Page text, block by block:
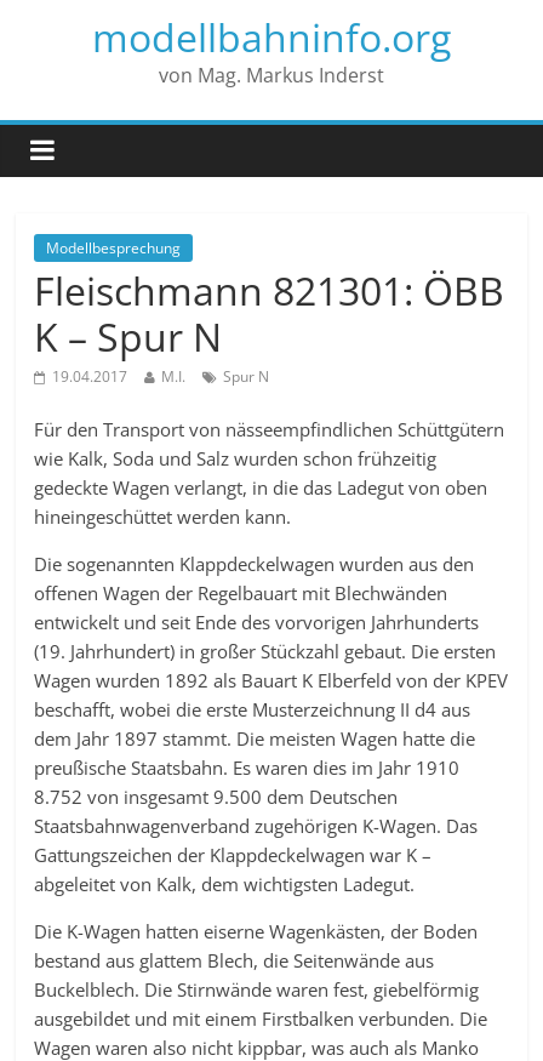
modellbahninfo.org
von Mag. Markus Inderst
Modellbesprechung
Fleischmann 821301: ÖBB
K – Spur N
19.04.2017 M.I. Spur N
Für den Transport von nässeempfindlichen Schüttgütern
wie Kalk, Soda und Salz wurden schon frühzeitig
gedeckte Wagen verlangt, in die das Ladegut von oben
hineingeschüttet werden kann.
Die sogenannten Klappdeckelwagen wurden aus den
offenen Wagen der Regelbauart mit Blechwänden
entwickelt und seit Ende des vorvorigen Jahrhunderts
(19. Jahrhundert) in großer Stückzahl gebaut. Die ersten
Wagen wurden 1892 als Bauart K Elberfeld von der KPEV
beschafft, wobei die erste Musterzeichnung II d4 aus
dem Jahr 1897 stammt. Die meisten Wagen hatte die
preußische Staatsbahn. Es waren dies im Jahr 1910
8.752 von insgesamt 9.500 dem Deutschen
Staatsbahnwagenverband zugehörigen K-Wagen. Das
Gattungszeichen der Klappdeckelwagen war K –
abgeleitet von Kalk, dem wichtigsten Ladegut.
Die K-Wagen hatten eiserne Wagenkästen, der Boden
bestand aus glattem Blech, die Seitenwände aus
Buckelblech. Die Stirnwände waren fest, giebelförmig
ausgebildet und mit einem Firstbalken verbunden. Die
Wagen waren also nicht kippbar, was auch als Manko